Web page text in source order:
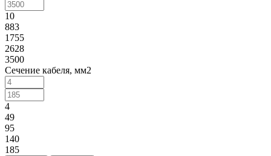
10
883
1755
2628
3500
Сечение кабеля, мм2
4
49
95
140
185